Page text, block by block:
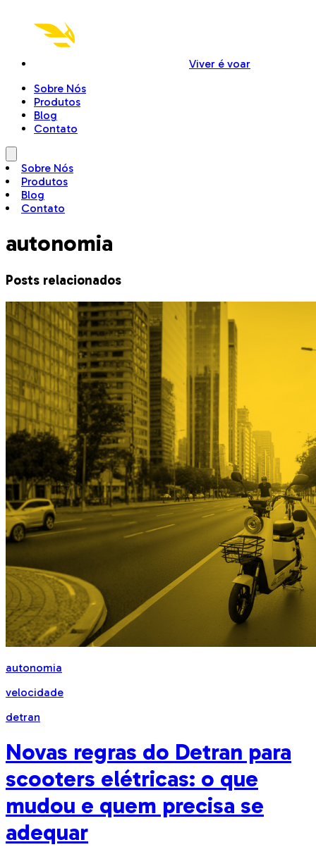
Viver é voar
Sobre Nós
Produtos
Blog
Contato
Sobre Nós
Produtos
Blog
Contato
autonomia
Posts relacionados
autonomia
velocidade
detran
Novas regras do Detran para
scooters elétricas: o que
mudou e quem precisa se
adequar